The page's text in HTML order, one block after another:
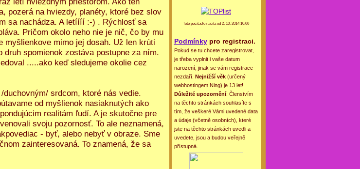
pozerá na hviezdy, planéty, ktoré bez slov
sa nachádza. A letíííí :-) . Rýchlosť sa
Pričom okolo neho nie je nič, čo by mu
mimo jej dosah. Už len krúti
spomienok zostáva postupne za ním.
.....ako keď sledujeme okolie cez
srdcom, ktoré nás vedie.
od myšlienok nasiaknutých ako
realitám ľudí. A je skutočne pre
svoju pozornosť. To ale neznamená,
- byť, alebo nebyť v obraze. Sme
zainteresovaná. To znamená, že sa
Toto počítadlo načítá od 2. 10. 2014 10:00
Podmínkypro registraci.
Pokud se tu chcete zaregistrovat,
je třeba vyplnit i vaše datum
narození, jinak se vám registrace
nezdaří. Nejnižší věk(určený
webhostingem Ning) je 13 let!
Důležité upozornění: Členstvím
na těchto stránkách souhlasíte s
tím, že veškeré Vámi uvedené data
a údaje (včetně osobních), které
jste na těchto stránkách uvedli a
uvedete, jsou a budou veřejně
přístupná.